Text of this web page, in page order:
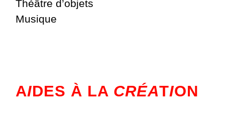
Théâtre d’objets
Musique
AIDES À LA CRÉATION